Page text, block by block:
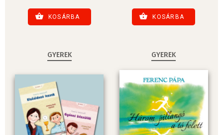
KOSÁRBA KOSÁRBA
GYEREK GYEREK